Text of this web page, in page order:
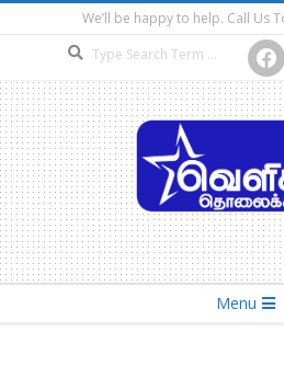
to
We’ll be happy to help. Call Us
Menu